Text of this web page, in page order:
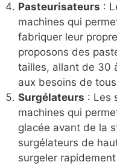
Pasteurisateurs :
machines qui
fabriquer leur
proposons des
tailles, allant de 30
aux besoins de
Surgélateurs : Les
machines qui
glacée avant de la
surgélateurs de
surgeler